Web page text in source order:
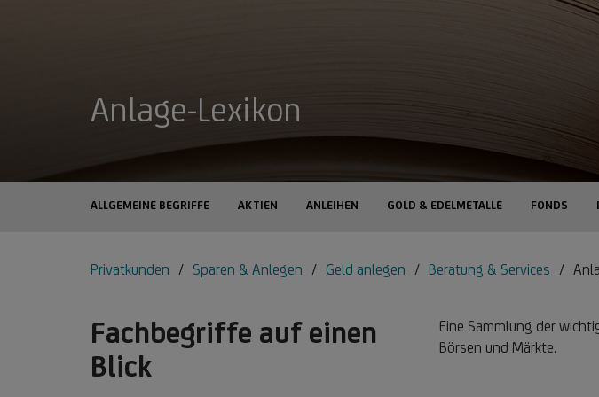
Anlage-Lexikon
ALLGEMEINE BEGRIFFE AKTIEN ANLEIHEN GOLD & EDELMETALLE FONDS
Privatkunden Sparen & Anlegen Geld anlegen Beratung & Services
Fachbegriffe auf einen
Blick
Eine Sammlung der
Börsen und Märkte.